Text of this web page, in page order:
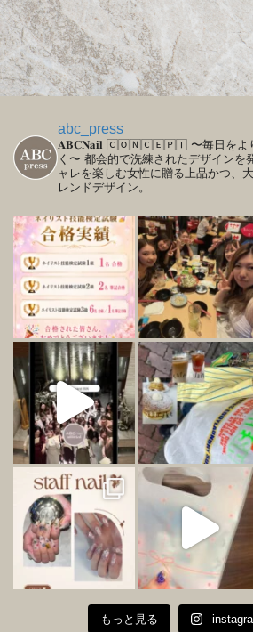
abc_press
𝐀𝐁𝐂𝐍𝐚𝐢𝐥 🄲🄾🄽🄲🄴🄿🅃 〜毎日をよ
く〜 都会的で洗練されたデザインを
ャレを楽しむ女性に贈る上品かつ、
レンドデザイン。
もっと見る